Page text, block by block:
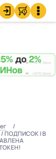
/ ПОДПИСОК | В